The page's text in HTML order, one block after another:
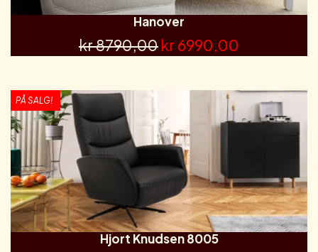
Hanover
kr 8790,00kr 6990,00
PÅ SALG!
Hjort Knudsen 8005